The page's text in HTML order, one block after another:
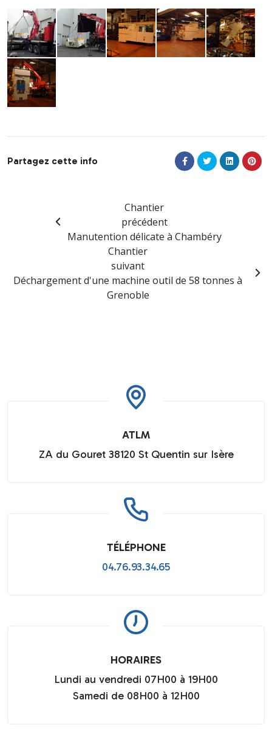
Partagez cette info
Chantier
précédent
Manutention délicate à Chambéry
Chantier
suivant
Déchargement d'une machine outil de 58 tonnes à
Grenoble
ATLM
ZA du Gouret 38120 St Quentin sur Isère
TÉLÉPHONE
04.76.93.34.65
HORAIRES
Lundi au vendredi 07H00 à 19H00
Samedi de 08H00 à 12H00